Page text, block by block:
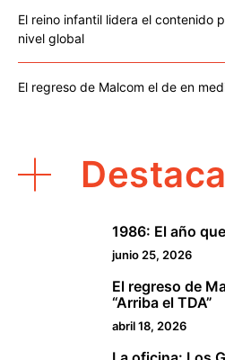
El reino infantil lidera el contenido
nivel global
El regreso de Malcom el de en
1986: El año
junio 25, 2026
El regreso de
“Arriba el TDA”
abril 18, 2026